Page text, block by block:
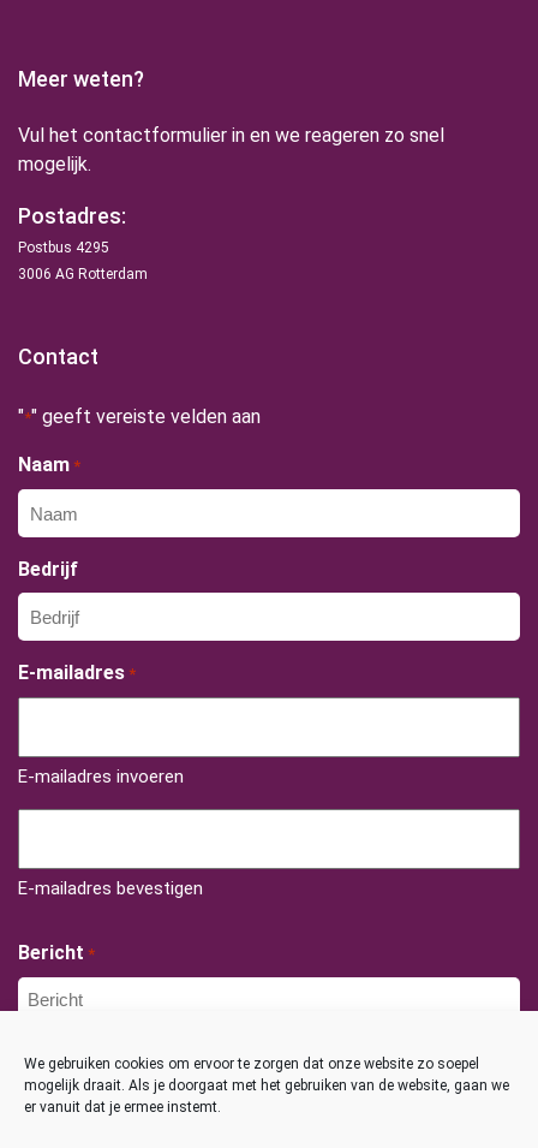
We gebruiken cookies om ervoor te zorgen dat onze website zo soepel
mogelijk draait. Als je doorgaat met het gebruiken van de website, gaan we
er vanuit dat je ermee instemt.
Meer weten?
Vul het contactformulier in en we reageren zo snel
mogelijk.
Postadres:
Postbus 4295
3006 AG Rotterdam
Contact
"*" geeft vereiste velden aan
Naam *
Bedrijf
E-mailadres *
E-mailadres invoeren
E-mailadres bevestigen
Bericht *